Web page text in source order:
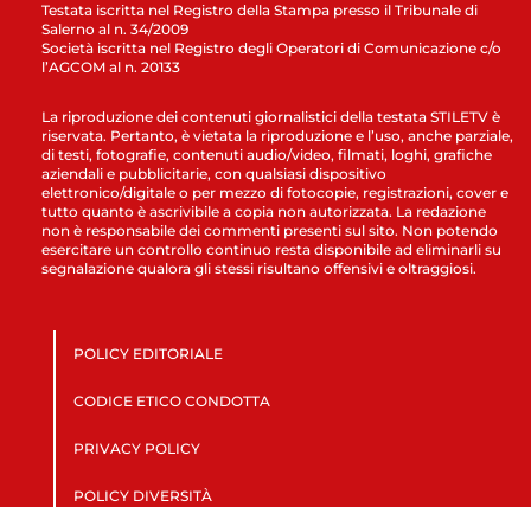
Testata iscritta nel Registro della Stampa presso il Tribunale di
Salerno al n. 34/2009
Società iscritta nel Registro degli Operatori di Comunicazione c/o
l’AGCOM al n. 20133
La riproduzione dei contenuti giornalistici della testata STILETV è
riservata. Pertanto, è vietata la riproduzione e l’uso, anche parziale,
di testi, fotografie, contenuti audio/video, filmati, loghi, grafiche
aziendali e pubblicitarie, con qualsiasi dispositivo
elettronico/digitale o per mezzo di fotocopie, registrazioni, cover e
tutto quanto è ascrivibile a copia non autorizzata. La redazione
non è responsabile dei commenti presenti sul sito. Non potendo
esercitare un controllo continuo resta disponibile ad eliminarli su
segnalazione qualora gli stessi risultano offensivi e oltraggiosi.
POLICY EDITORIALE
CODICE ETICO CONDOTTA
PRIVACY POLICY
POLICY DIVERSITÀ